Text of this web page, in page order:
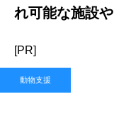
れ可能な施設
[PR]
動物支援